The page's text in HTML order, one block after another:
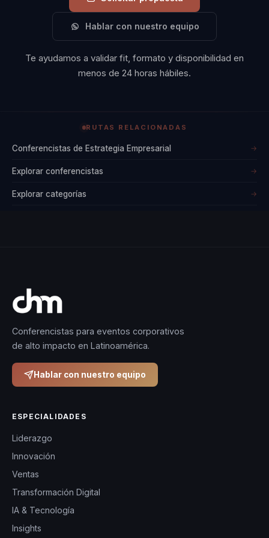
Hablar con nuestro equipo
Te ayudamos a validar fit, formato y disponibilidad en
menos de 24 horas hábiles.
RUTAS RELACIONADAS
Conferencistas de Estrategia Empresarial →
Explorar conferencistas →
Explorar categorías →
Conferencistas para eventos corporativos
de alto impacto en Latinoamérica.
Hablar con nuestro equipo
ESPECIALIDADES
Liderazgo
Innovación
Ventas
Transformación Digital
IA & Tecnología
Insights